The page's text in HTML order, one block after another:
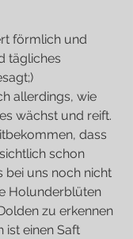
förmlich und
tägliches
allerdings, wie
wächst und reift.
dass
schon
bei uns noch nicht
Holunderblüten
zu erkennen
ist einen Saft